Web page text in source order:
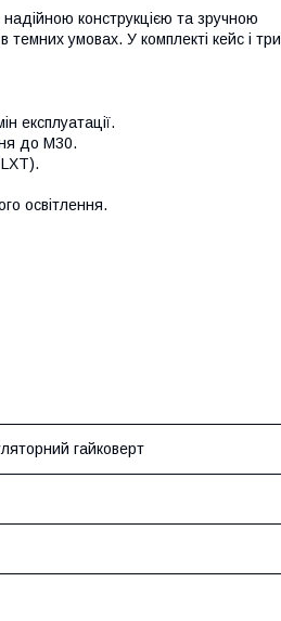
конструкцією та зручною
умовах. У комплекті кейс і три
експлуатації.
до М30.
освітлення.
гайковерт